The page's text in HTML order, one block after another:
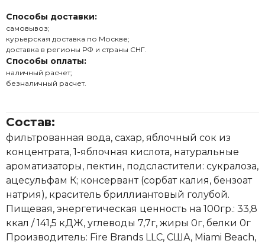
Способы доставки:
самовывоз;
курьерская доставка по Москве;
доставка в регионы РФ и страны СНГ.
Способы оплаты:
наличный расчет;
безналичный расчет.
Состав:
фильтрованная вода, сахар, яблочный сок из
концентрата, 1-яблочная кислота, натуральные
ароматизаторы, пектин, подсластители: сукралоза,
ацесульфам К; консервант (сорбат калия, бензоат
натрия), краситель бриллиантовый голубой.
Пищевая, энергетическая ценность на 100гр.: 33,8
ккал / 141,5 кДЖ, углеводы 7,7г, жиры 0г, белки 0г
Производитель: Fire Brands LLC, США, Miami Beach,